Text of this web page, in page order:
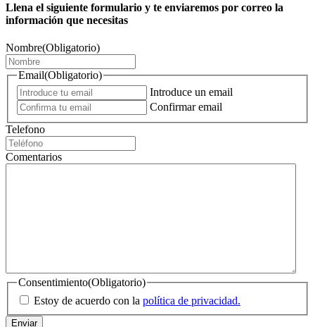
Llena el siguiente formulario y te enviaremos por correo la
información que necesitas
Nombre(Obligatorio)
Email(Obligatorio)
Introduce un email
Confirmar email
Telefono
Comentarios
Consentimiento(Obligatorio)
Estoy de acuerdo con la política de privacidad.